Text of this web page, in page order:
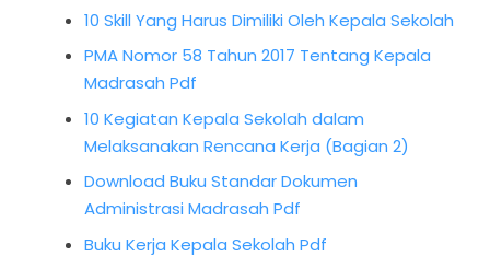
10 Skill Yang Harus Dimiliki Oleh Kepala Sekolah
PMA Nomor 58 Tahun 2017 Tentang Kepala
Madrasah Pdf
10 Kegiatan Kepala Sekolah dalam
Melaksanakan Rencana Kerja (Bagian 2)
Download Buku Standar Dokumen
Administrasi Madrasah Pdf
Buku Kerja Kepala Sekolah Pdf